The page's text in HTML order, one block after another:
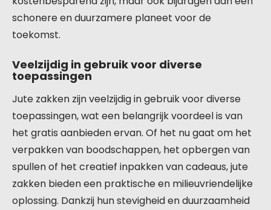
schonere en duurzamere planeet voor de
toekomst.
Veelzijdig in gebruik voor diverse
toepassingen
Jute zakken zijn veelzijdig in gebruik voor diverse
toepassingen, wat een belangrijk voordeel is van
het gratis aanbieden ervan. Of het nu gaat om het
verpakken van boodschappen, het opbergen van
spullen of het creatief inpakken van cadeaus, jute
zakken bieden een praktische en milieuvriendelijke
oplossing. Dankzij hun stevigheid en duurzaamheid